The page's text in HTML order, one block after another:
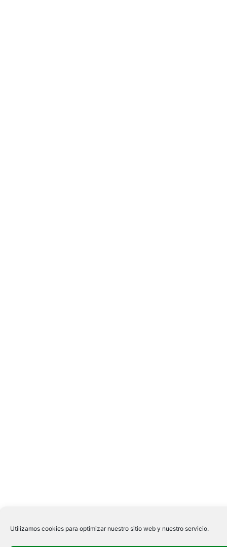
Utilizamos cookies para optimizar nuestro sitio web y nuestro servicio.